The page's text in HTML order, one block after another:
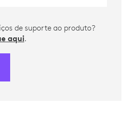
de suporte ao produto?
aqui.